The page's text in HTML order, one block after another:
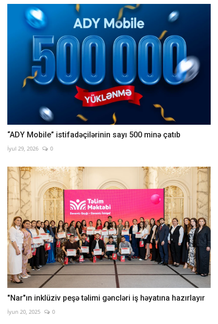
“ADY Mobile” istifadəçilərinin sayı 500 minə çatıb
İyul 29, 2026 0
"Nar"ın inklüziv peşə təlimi gəncləri iş həyatına hazırlayır
İyun 20, 2025 0